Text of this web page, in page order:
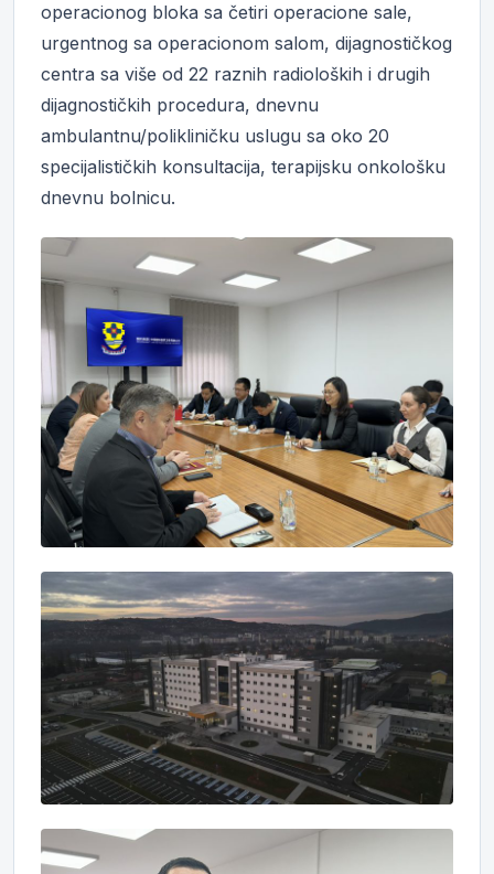
operacionog bloka sa četiri operacione sale,
urgentnog sa operacionom salom, dijagnostičkog
centra sa više od 22 raznih radioloških i drugih
dijagnostičkih procedura, dnevnu
ambulantnu/polikliničku uslugu sa oko 20
specijalističkih konsultacija, terapijsku onkološku
dnevnu bolnicu.